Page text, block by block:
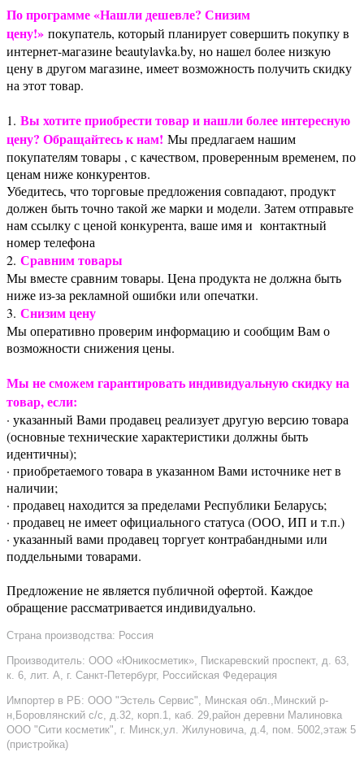
По программе «Нашли дешевле? Снизим
цену!» покупатель, который планирует совершить покупку в
интернет-магазине beautylavka.by, но нашел более низкую
цену в другом магазине, имеет возможность получить скидку
на этот товар.
1. Вы хотите приобрести товар и нашли более интересную
цену? Обращайтесь к нам! Мы предлагаем нашим
покупателям товары , с качеством, проверенным временем, по
ценам ниже конкурентов.
Убедитесь, что торговые предложения совпадают, продукт
должен быть точно такой же марки и модели. Затем отправьте
нам ссылку с ценой конкурента, ваше имя и контактный
номер телефона
2. Сравним товары
Мы вместе сравним товары. Цена продукта не должна быть
ниже из-за рекламной ошибки или опечатки.
3. Снизим цену
Мы оперативно проверим информацию и сообщим Вам о
возможности снижения цены.
Мы не сможем гарантировать индивидуальную скидку на
товар, если:
· указанный Вами продавец реализует другую версию товара
(основные технические характеристики должны быть
идентичны);
· приобретаемого товара в указанном Вами источнике нет в
наличии;
· продавец находится за пределами Республики Беларусь;
· продавец не имеет официального статуса (ООО, ИП и т.п.)
· указанный вами продавец торгует контрабандными или
поддельными товарами.
Предложение не является публичной офертой. Каждое
обращение рассматривается индивидуально.
Страна производства: Россия
Производитель: ООО «Юникосметик», Пискаревский проспект, д. 63,
к. 6, лит. А, г. Санкт-Петербург, Российская Федерация
Импортер в РБ: ООО "Эстель Сервис", Минская обл.,Минский р-
н,Боровлянский с/с, д.32, корп.1, каб. 29,район деревни Малиновка
ООО "Сити косметик", г. Минск,ул. Жилуновича, д.4, пом. 5002,этаж 5
(пристройка)